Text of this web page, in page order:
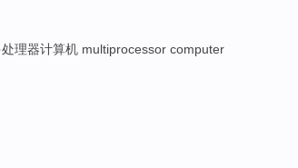
理器计算机 multiprocessor computer